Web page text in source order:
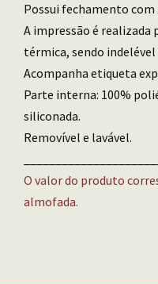
Possui fechamento com
A impressão é realizada
térmica, sendo indelével
Acompanha etiqueta
Parte interna: 100%
siliconada.
Removível e lavável.
O valor do produto
almofada.